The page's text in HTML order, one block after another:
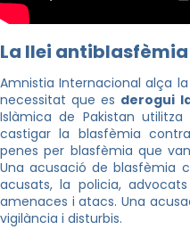
La llei antiblasfèmia
Amnistia Internacional alça
necessitat que es derogui
Islàmica de Pakistan
castigar la blasfèmia
penes per blasfèmia que
Una acusació de blasfèmia
acusats, la policia,
amenaces i atacs. Una
vigilància i disturbis.